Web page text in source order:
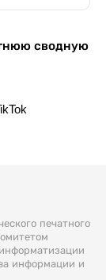
сводную
печатного
информации и